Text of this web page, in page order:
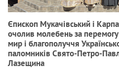
Єпископ Мукачівський і
очолив молебень за
мир і благополуччя
паломників Свято-Петро-
Лазещина